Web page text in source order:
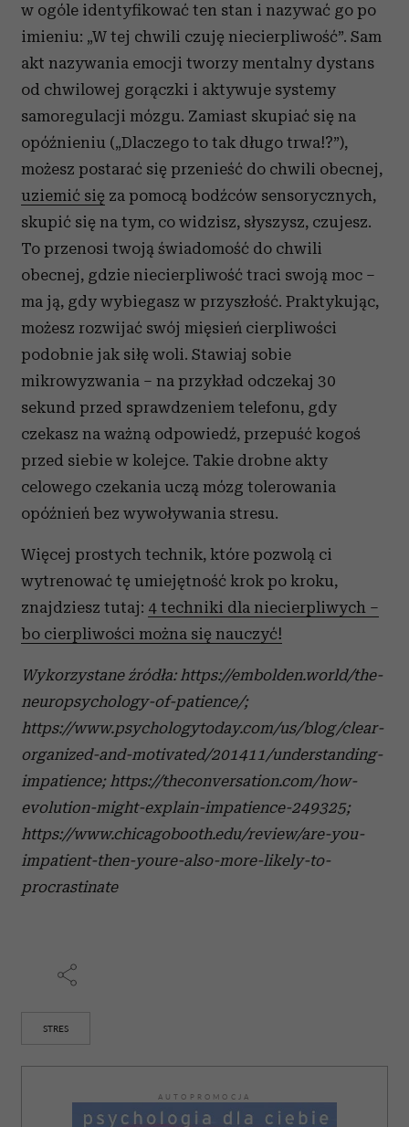
w ogóle identyfikować ten stan i nazywać go po
imieniu: „W tej chwili czuję niecierpliwość”. Sam
akt nazywania emocji tworzy mentalny dystans
od chwilowej gorączki i aktywuje systemy
samoregulacji mózgu. Zamiast skupiać się na
opóźnieniu („Dlaczego to tak długo trwa!?”),
możesz postarać się przenieść do chwili obecnej,
uziemić się za pomocą bodźców sensorycznych,
skupić się na tym, co widzisz, słyszysz, czujesz.
To przenosi twoją świadomość do chwili
obecnej, gdzie niecierpliwość traci swoją moc –
ma ją, gdy wybiegasz w przyszłość. Praktykując,
możesz rozwijać swój mięsień cierpliwości
podobnie jak siłę woli. Stawiaj sobie
mikrowyzwania – na przykład odczekaj 30
sekund przed sprawdzeniem telefonu, gdy
czekasz na ważną odpowiedź, przepuść kogoś
przed siebie w kolejce. Takie drobne akty
celowego czekania uczą mózg tolerowania
opóźnień bez wywoływania stresu.
Więcej prostych technik, które pozwolą ci
wytrenować tę umiejętność krok po kroku,
znajdziesz tutaj: 4 techniki dla niecierpliwych –
bo cierpliwości można się nauczyć!
Wykorzystane źródła: https://embolden.world/the-
neuropsychology-of-patience/;
https://www.psychologytoday.com/us/blog/clear-
organized-and-motivated/201411/understanding-
impatience; https://theconversation.com/how-
evolution-might-explain-impatience-249325;
https://www.chicagobooth.edu/review/are-you-
impatient-then-youre-also-more-likely-to-
procrastinate
STRES
AUTOPROMOCJA